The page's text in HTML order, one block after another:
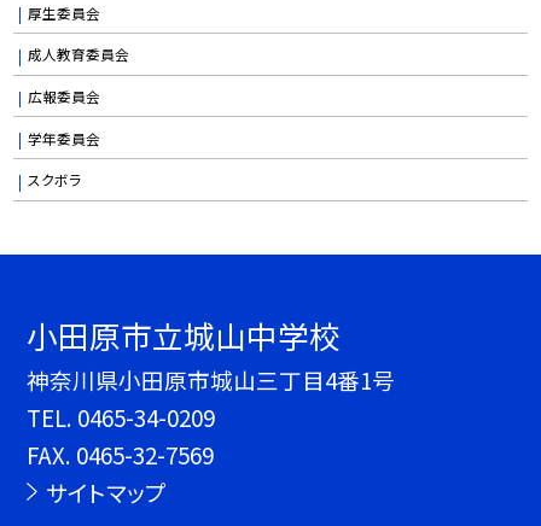
厚生委員会
成人教育委員会
広報委員会
学年委員会
スクボラ
小田原市立城山中学校
神奈川県小田原市城山三丁目4番1号
TEL. 0465-34-0209
FAX. 0465-32-7569
サイトマップ